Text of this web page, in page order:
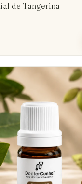
de Tangerina